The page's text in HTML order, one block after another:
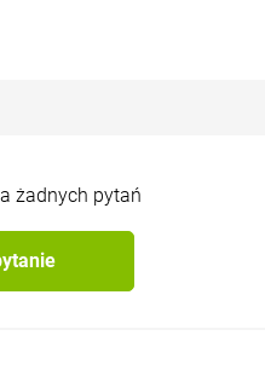
żadnych pytań